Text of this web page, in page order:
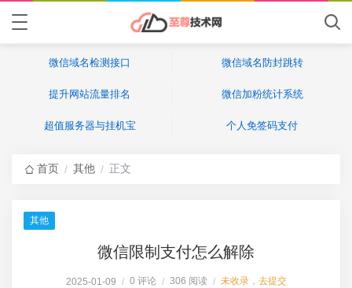
微信域名检测接口 微信域名防封跳转
提升网站流量排名 微信加粉统计系统
超值服务器与挂机宝 个人免签码支付
首页 / 其他 / 正文
其他
微信限制支付怎么解除
2025-01-09 / 0 评论 / 306 阅读 / 未收录，去提交